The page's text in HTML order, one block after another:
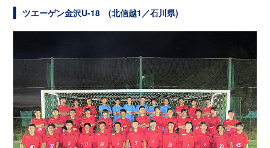
ツエーゲン金沢U-18 (北信越1／石川県)